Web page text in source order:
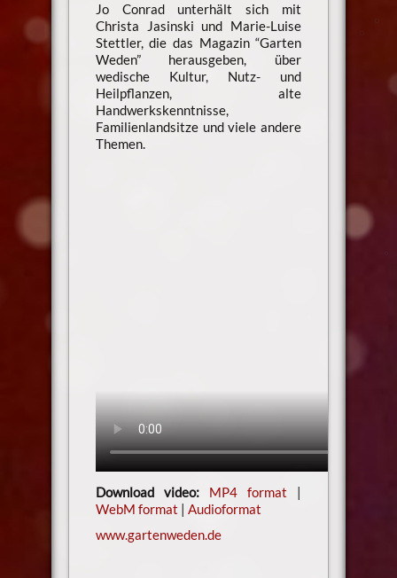
Jo Conrad unterhält sich mit
Christa Jasinski und Marie-Luise
Stettler, die das Magazin “Garten
Weden” herausgeben, über
wedische Kultur, Nutz- und
Heilpflanzen, alte
Handwerkskenntnisse,
Familienlandsitze und viele andere
Themen.
Download video: MP4 format |
WebM format | Audioformat
www.gartenweden.de